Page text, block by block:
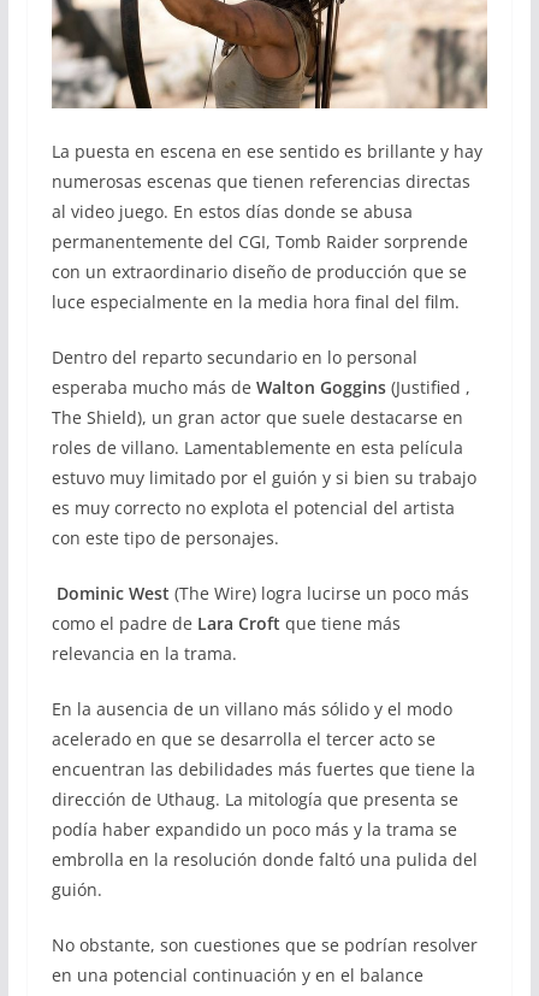
La puesta en escena en ese sentido es brillante y hay
numerosas escenas que tienen referencias directas
al video juego. En estos días donde se abusa
permanentemente del CGI, Tomb Raider sorprende
con un extraordinario diseño de producción que se
luce especialmente en la media hora final del film.
Dentro del reparto secundario en lo personal
esperaba mucho más de Walton Goggins(Justified ,
The Shield), un gran actor que suele destacarse en
roles de villano. Lamentablemente en esta película
estuvo muy limitado por el guión y si bien su trabajo
es muy correcto no explota el potencial del artista
con este tipo de personajes.
Dominic West (The Wire) logra lucirse un poco más
como el padre de Lara Croft que tiene más
relevancia en la trama.
En la ausencia de un villano más sólido y el modo
acelerado en que se desarrolla el tercer acto se
encuentran las debilidades más fuertes que tiene la
dirección de Uthaug. La mitología que presenta se
podía haber expandido un poco más y la trama se
embrolla en la resolución donde faltó una pulida del
guión.
No obstante, son cuestiones que se podrían resolver
en una potencial continuación y en el balance